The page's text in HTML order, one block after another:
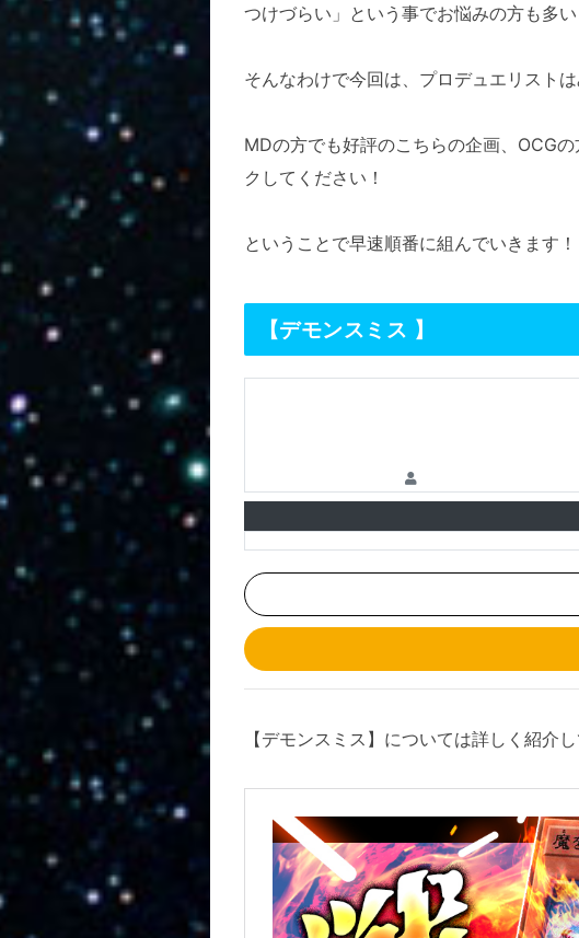
つけづらい」という事でお悩みの方も多い
そんなわけで今回は、プロデュエリスト
MDの方でも好評のこちらの企画、OCG
クしてください！
ということで早速順番に組んでいきます！
【デモンスミス 】
【デモンスミス】については詳しく紹介